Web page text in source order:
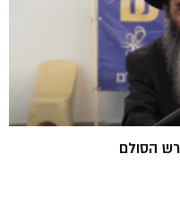
הסולם